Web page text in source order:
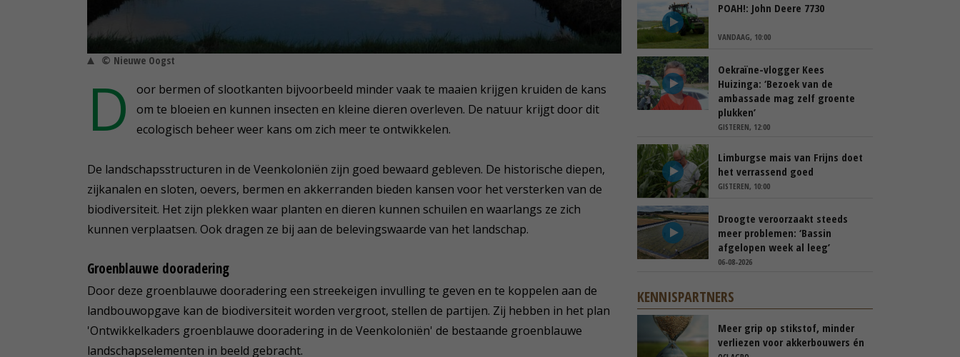
© Nieuwe Oogst
D
oor bermen of slootkanten bijvoorbeeld minder vaak te maaien krijgen kruiden de kans
om te bloeien en kunnen insecten en kleine dieren overleven. De natuur krijgt door dit
ecologisch beheer weer kans om zich meer te ontwikkelen.
De landschapsstructuren in de Veenkoloniën zijn goed bewaard gebleven. De historische diepen,
zijkanalen en sloten, oevers, bermen en akkerranden bieden kansen voor het versterken van de
biodiversiteit. Het zijn plekken waar planten en dieren kunnen schuilen en waarlangs ze zich
kunnen verplaatsen. Ook dragen ze bij aan de belevingswaarde van het landschap.
Groenblauwe dooradering
Door deze groenblauwe dooradering een streekeigen invulling te geven en te koppelen aan de
landbouwopgave kan de biodiversiteit worden vergroot, stellen de partijen. Zij hebben in het plan
'Ontwikkelkaders groenblauwe dooradering in de Veenkoloniën' de bestaande groenblauwe
landschapselementen in beeld gebracht.
POAH!: John Deere 7730
VANDAAG, 10:00
Oekraïne-vlogger Kees
Huizinga: ‘Bezoek van de
ambassade mag zelf groente
plukken’
GISTEREN, 12:00
Limburgse mais van Frijns doet
het verrassend goed
GISTEREN, 10:00
Droogte veroorzaakt steeds
meer problemen: ‘Bassin
afgelopen week al leeg’
06-08-2026
KENNISPARTNERS
Meer grip op stikstof, minder
verliezen voor akkerbouwers én